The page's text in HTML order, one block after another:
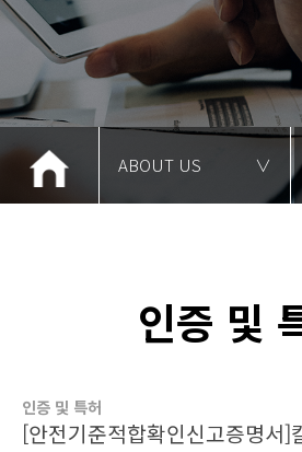
ABOUT US ∨
인증 및
인증 및 특허
[안전기준적합확인신고증명서]